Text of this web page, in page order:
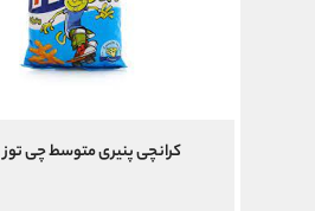
کرانچی پنیری متوسط چی توز ۴۰ع